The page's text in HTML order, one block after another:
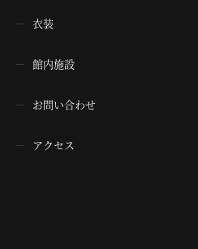
衣装
館内施設
お問い合わせ
アクセス